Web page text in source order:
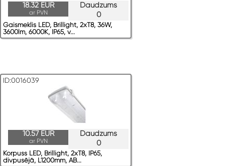
Daudzums
0
18.32 EUR
ar PVN
Gaismeklis LED, Brillight, 2xT8, 36W,
3600lm, 6000K, IP65, v...
ID:0016039
Daudzums
0
10.57 EUR
ar PVN
Korpuss LED, Brillight, 2xT8, IP65,
divpusējā, L1200mm, AB...